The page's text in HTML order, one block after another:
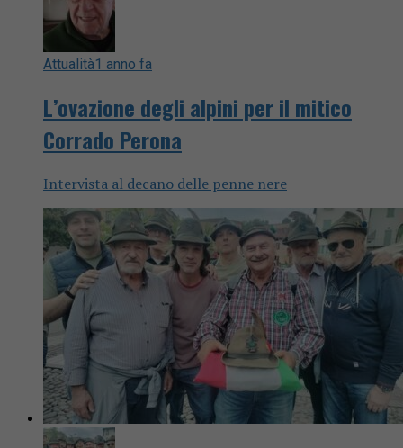
Attualità1 anno fa
L’ovazione degli alpini per il mitico
Corrado Perona
Intervista al decano delle penne nere